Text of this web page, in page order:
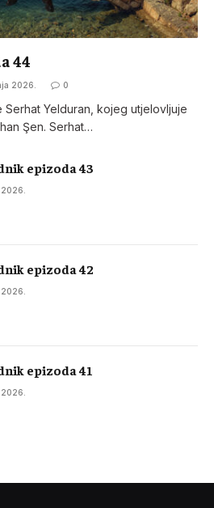
44
2026. 0
Serhat Yelduran, kojeg utjelovljuje
Şen. Serhat…
epizoda 43
epizoda 42
epizoda 41